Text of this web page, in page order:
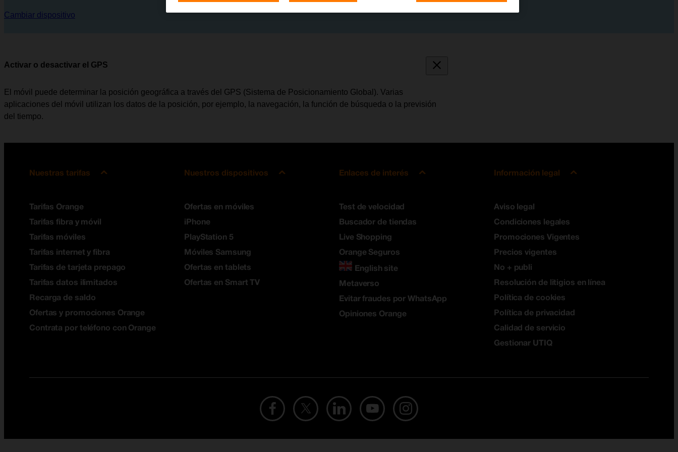
Cambiar dispositivo
Activar o desactivar el GPS
El móvil puede determinar la posición geográfica a través del GPS (Sistema de Posicionamiento Global). Varias
aplicaciones del móvil utilizan los datos de la posición, por ejemplo, la navegación, la función de búsqueda o la previsión
del tiempo.
Nuestras tarifas
Tarifas Orange
Tarifas fibra y móvil
Tarifas móviles
Tarifas internet y fibra
Tarifas de tarjeta prepago
Tarifas datos ilimitados
Recarga de saldo
Ofertas y promociones Orange
Contrata por teléfono con Orange
Nuestros dispositivos
Ofertas en móviles
iPhone
PlayStation 5
Móviles Samsung
Ofertas en tablets
Ofertas en Smart TV
Enlaces de interés
Test de velocidad
Buscador de tiendas
Live Shopping
Orange Seguros
English site
Metaverso
Evitar fraudes por WhatsApp
Opiniones Orange
Información legal
Aviso legal
Condiciones legales
Promociones Vigentes
Precios vigentes
No + publi
Resolución de litigios en línea
Política de cookies
Política de privacidad
Calidad de servicio
Gestionar UTIQ